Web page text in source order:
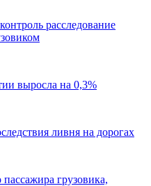
расследование
выросла на 0,3%
ливня на дорогах
грузовика,